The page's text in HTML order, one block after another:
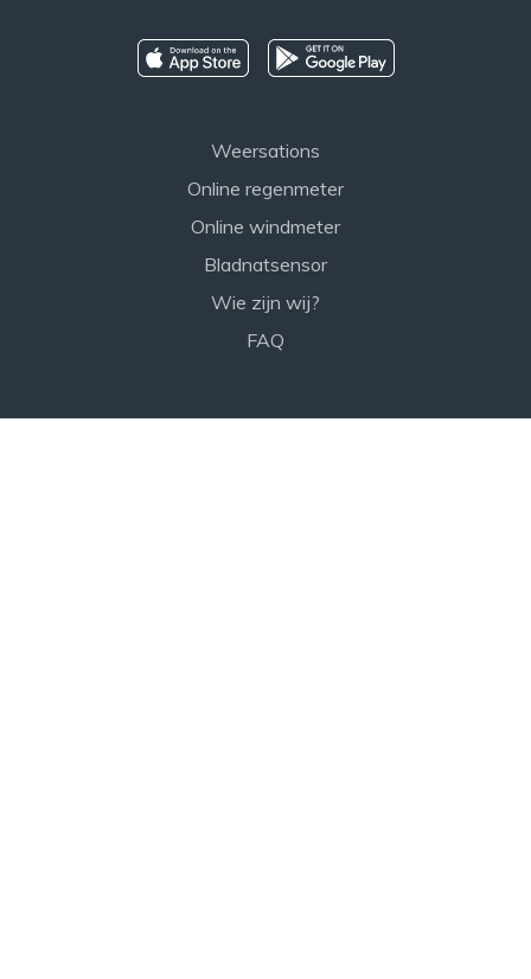
Weersations
Online regenmeter
Online windmeter
Bladnatsensor
Wie zijn wij?
FAQ